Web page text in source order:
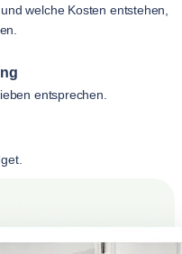
welche Kosten entstehen,
entsprechen.